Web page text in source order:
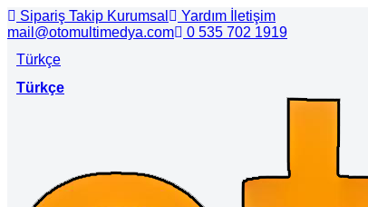
Sipariş Takip Kurumsal Yardım İletişim
mail@otomultimedya.com
0 535 702 1919
Türkçe
Türkçe